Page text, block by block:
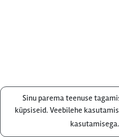
Küsi pakkumist
Sinu parema teenuse
küpsiseid. Veebilehe
kasutamisega.